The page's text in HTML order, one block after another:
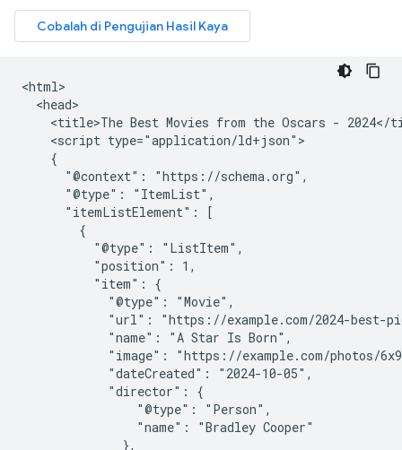
<html>
  <head>
<title>The Best Movies from the Oscars - 2024</
    <script type="application/ld+json">
    {
      "@context": "https://schema.org",
      "@type": "ItemList",
      "itemListElement": [
        {
          "@type": "ListItem",
          "position": 1,
          "item": {
            "@type": "Movie",
"url": "https://example.com/2024-best-
            "name": "A Star Is Born",
"image": "https://example.com/photos/
            "dateCreated": "2024-10-05",
            "director": {
                "@type": "Person",
                "name": "Bradley Cooper"
              },